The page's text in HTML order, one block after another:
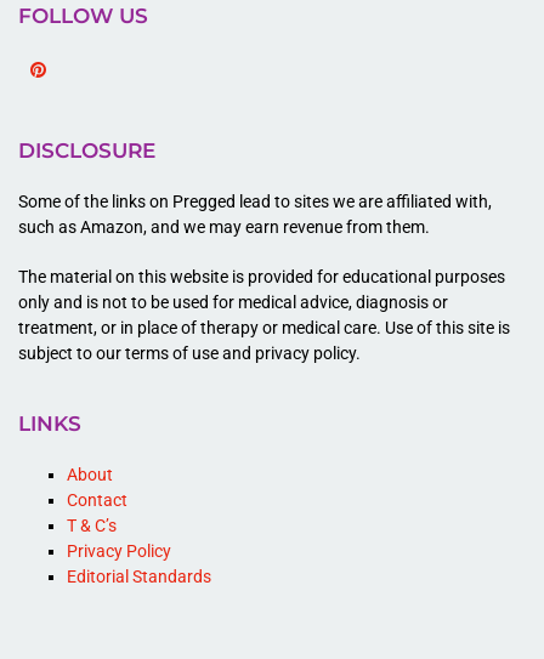
FOLLOW US
DISCLOSURE
Some of the links on Pregged lead to sites we are affiliated with,
such as Amazon, and we may earn revenue from them.
The material on this website is provided for educational purposes
only and is not to be used for medical advice, diagnosis or
treatment, or in place of therapy or medical care. Use of this site is
subject to our terms of use and privacy policy.
LINKS
About
Contact
T & C’s
Privacy Policy
Editorial Standards